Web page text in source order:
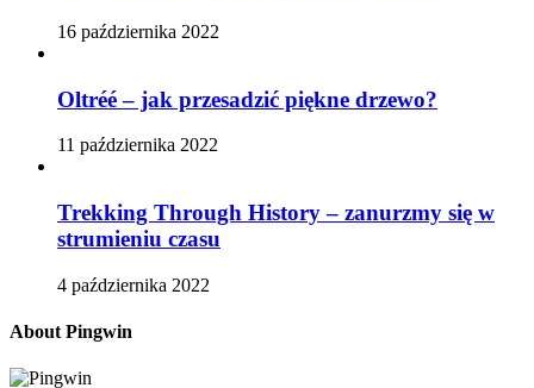
16 października 2022
Oltréé – jak przesadzić piękne drzewo?
11 października 2022
Trekking Through History – zanurzmy się w
strumieniu czasu
4 października 2022
About Pingwin